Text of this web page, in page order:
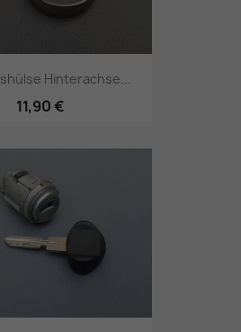
Hinterachse...
11,90 €